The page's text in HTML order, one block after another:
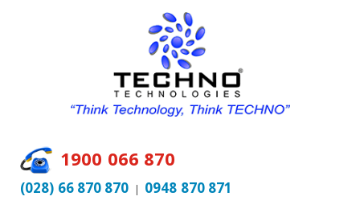
1900 066 870
(028) 66 870 870 | 0948 870 871